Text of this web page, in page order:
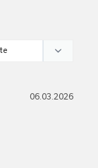
06.03.2026